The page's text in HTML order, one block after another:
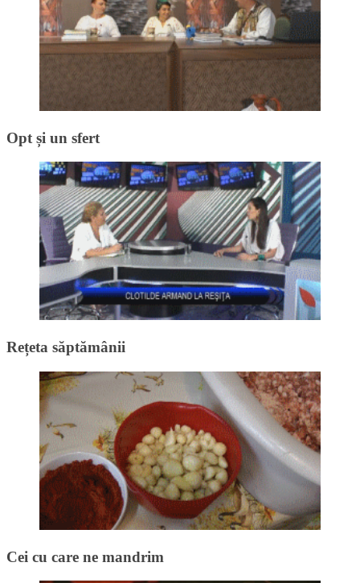
Opt și un sfert
Rețeta săptămânii
Cei cu care ne mandrim